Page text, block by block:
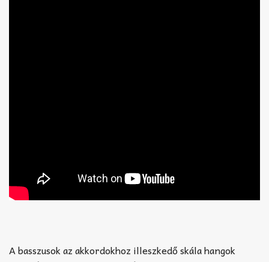
A basszusok az akkordokhoz illeszkedő skála hangok